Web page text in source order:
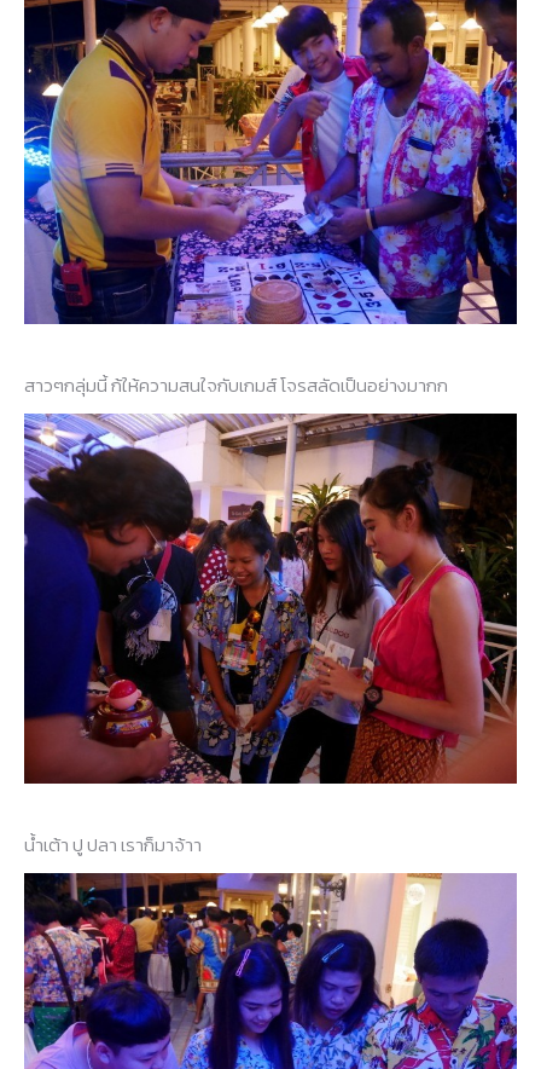
สาวๆกลุ่มนี้ ก้ให้ความสนใจกับเกมส์ โจรสลัดเป็นอย่างมากก
น้ำเต้า ปู ปลา เราก็มาจ้าา